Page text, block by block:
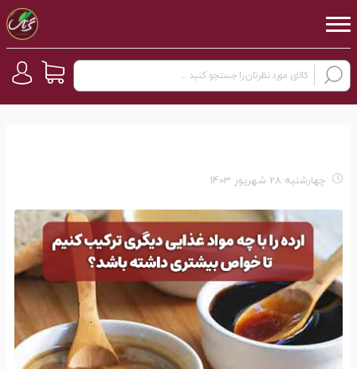
چهارشنبه 28 شهریور 1403